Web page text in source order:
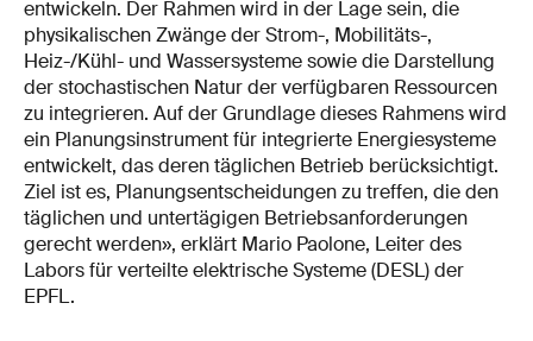
entwickeln. Der Rahmen wird in der Lage sein, die
physikalischen Zwänge der Strom-, Mobilitäts-,
Heiz-/Kühl- und Wassersysteme sowie die Darstellung
der stochastischen Natur der verfügbaren Ressourcen
zu integrieren. Auf der Grundlage dieses Rahmens wird
ein Planungsinstrument für integrierte Energiesysteme
entwickelt, das deren täglichen Betrieb berücksichtigt.
Ziel ist es, Planungsentscheidungen zu treffen, die den
täglichen und untertägigen Betriebsanforderungen
gerecht werden», erklärt Mario Paolone, Leiter des
Labors für verteilte elektrische Systeme (DESL) der
EPFL.